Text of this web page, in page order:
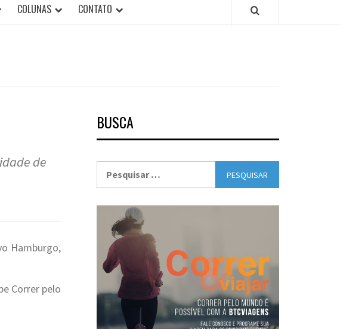
COLUNAS CONTATO
de
Hamburgo,
Correr pelo
BUSCA